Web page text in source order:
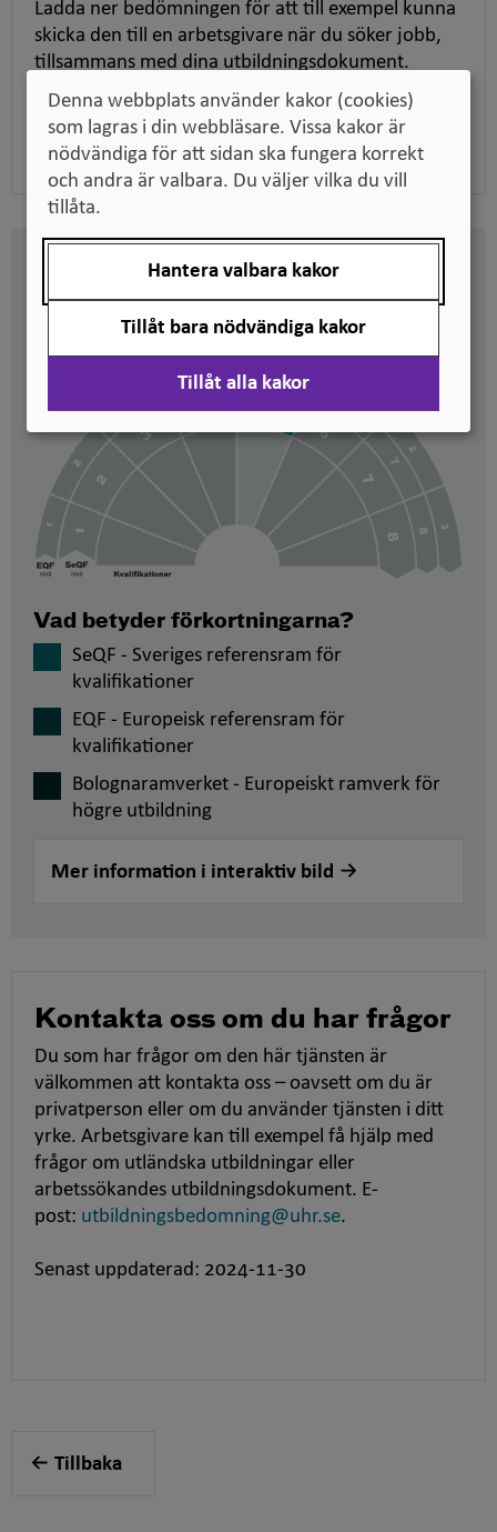
Ladda ner bedömningen för att till exempel kunna
skicka den till en arbetsgivare när du söker jobb,
tillsammans med dina utbildningsdokument.
Ladda ner pdf
Här kan du se på vilken nivå
svenska kvalifikationer är
placerade
Vad betyder förkortningarna?
SeQF - Sveriges referensram för
kvalifikationer
EQF - Europeisk referensram för
kvalifikationer
Bolognaramverket - Europeiskt ramverk för
högre utbildning
Mer information i interaktiv bild
Kontakta oss om du har frågor
Du som har frågor om den här tjänsten är
välkommen att kontakta oss – oavsett om du är
privatperson eller om du använder tjänsten i ditt
yrke. Arbetsgivare kan till exempel få hjälp med
frågor om utländska utbildningar eller
arbetssökandes utbildningsdokument. E-
post: utbildningsbedomning@uhr.se.
Senast uppdaterad: 2024-11-30
Tillbaka
Denna webbplats använder kakor (cookies)
som lagras i din webbläsare. Vissa kakor är
nödvändiga för att sidan ska fungera korrekt
och andra är valbara. Du väljer vilka du vill
tillåta.
Hantera valbara kakor
Tillåt bara nödvändiga kakor
Tillåt alla kakor